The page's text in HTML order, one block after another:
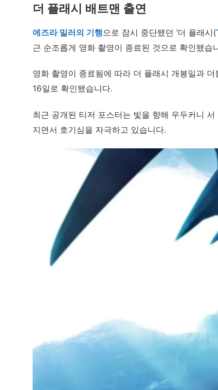
더 플래시 배트맨 출연
에즈라 밀러의 기행으로 잠시 중단됐던 ‘더 플래시(
근 순조롭게 영화 촬영이 종료된 것으로 확인됐습
영화 촬영이 종료됨에 따라 더 플래시 개봉일과
16일로 확인됐습니다.
최근 공개된 티저 포스터는 빛을 향해 우두커니
지면서 호기심을 자극하고 있습니다.